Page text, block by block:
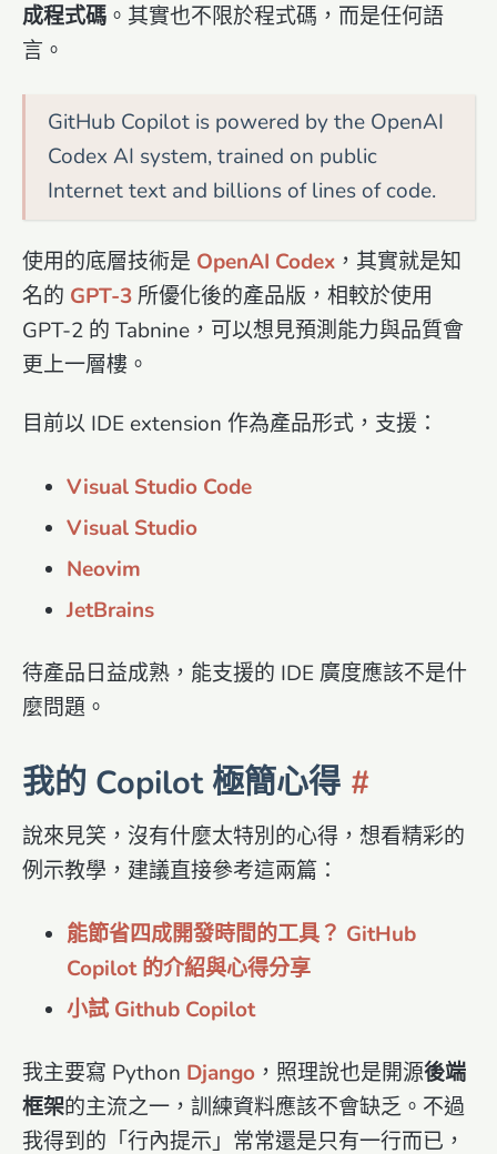
成程式碼 。其實也不限於程式碼，而是任何語
言。
GitHub Copilot is powered by the OpenAI
Codex AI system, trained on public
Internet text and billions of lines of code.
使用的底層技術是 OpenAI Codex ，其實就是知
名的 GPT-3所優化後的產品版，相較於使用
GPT-2 的 Tabnine，可以想見預測能力與品質會
更上一層樓。
目前以 IDE extension 作為產品形式，支援：
Visual Studio Code
Visual Studio
Neovim
JetBrains
待產品日益成熟，能支援的 IDE 廣度應該不是什
麼問題。
我的 Copilot 極簡心得
說來見笑，沒有什麼太特別的心得，想看精彩的
例示教學，建議直接參考這兩篇：
能節省四成開發時間的工具？ GitHub
Copilot 的介紹與心得分享
小試 Github Copilot
我主要寫 Python Django ，照理說也是開源後端
框架的主流之一，訓練資料應該不會缺乏。不過
我得到的「行內提示」常常還是只有一行而已，